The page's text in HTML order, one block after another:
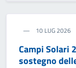
10 LUG 2026
Campi Solari
sostegno